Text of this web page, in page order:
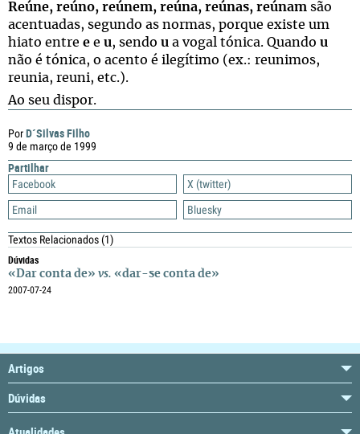
PorD´Silvas Filho
9 de março de 1999
Partilhar
Facebook
X (twitter)
Email
Bluesky
Textos Relacionados(1)
Dúvidas
«Dar conta de» vs. «dar-se conta de»
2007-07-24
Reúne, reúno, reúnem, reúna, reúnas, reúnam são
acentuadas, segundo as normas, porque existe um
hiato entre e e u, sendo u a vogal tónica. Quando u
não é tónica, o acento é ilegítimo (ex.: reunimos,
reunia, reuni, etc.).
Ao seu dispor.
Artigos
Dúvidas